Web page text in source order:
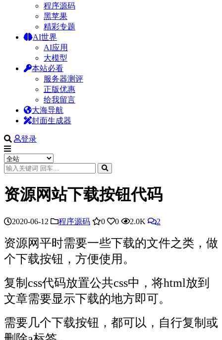
程序源码
黑苹果
精彩专题
AI世界
AI应用
大模型
本站必看
服务器测评
正版优惠
给我留言
大海导航
封面生成器
登录
资源网站下载按钮代码
2020-06-12 程序源码 0 0 2.0K 2
资源网平时需要一些下载的文件之类，做
个下载按钮，方便使用。
复制css代码放置公共css中，将html放到
文章需要显示下载的地方即可。
需要几个下载按钮，都可以，自行复制或